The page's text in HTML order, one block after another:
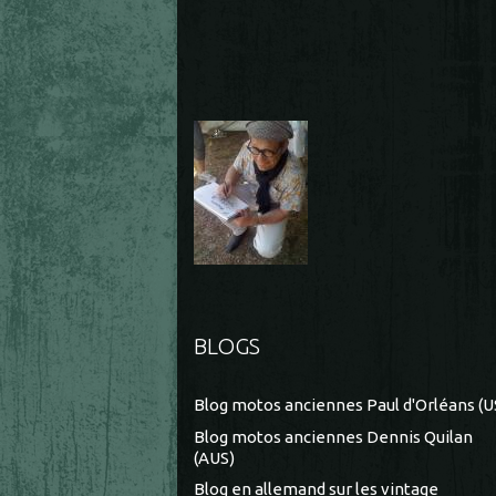
BLOGS
Blog motos anciennes Paul d'Orléans
Blog motos anciennes Dennis Quilan
(AUS)
Blog en allemand sur les vintage